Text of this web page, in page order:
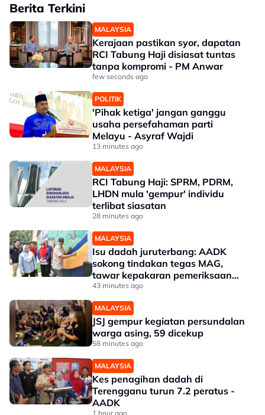
Berita Terkini
MALAYSIA
Kerajaan pastikan syor, dapatan
RCI Tabung Haji disiasat tuntas
tanpa kompromi - PM Anwar
few seconds ago
POLITIK
'Pihak ketiga' jangan ganggu
usaha persefahaman parti
Melayu - Asyraf Wajdi
13 minutes ago
MALAYSIA
RCI Tabung Haji: SPRM, PDRM,
LHDN mula 'gempur' individu
terlibat siasatan
28 minutes ago
MALAYSIA
Isu dadah juruterbang: AADK
sokong tindakan tegas MAG,
tawar kepakaran pemeriksaan
ketat
43 minutes ago
MALAYSIA
JSJ gempur kegiatan persundalan
warga asing, 59 dicekup
58 minutes ago
MALAYSIA
Kes penagihan dadah di
Terengganu turun 7.2 peratus -
AADK
1 hour ago